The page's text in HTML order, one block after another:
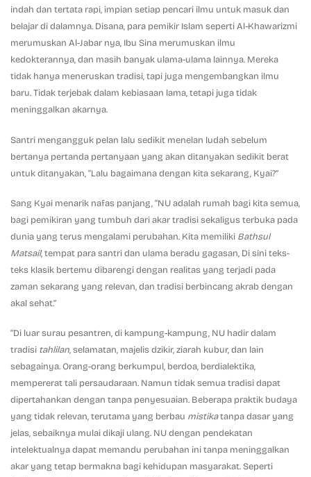
indah dan tertata rapi, impian setiap pencari ilmu untuk masuk dan
belajar di dalamnya. Disana, para pemikir Islam seperti Al-Khawarizmi
merumuskan Al-Jabar nya, Ibu Sina merumuskan ilmu
kedokterannya, dan masih banyak ulama-ulama lainnya. Mereka
tidak hanya meneruskan tradisi, tapi juga mengembangkan ilmu
baru. Tidak terjebak dalam kebiasaan lama, tetapi juga tidak
meninggalkan akarnya.
Santri mengangguk pelan lalu sedikit menelan ludah sebelum
bertanya pertanda pertanyaan yang akan ditanyakan sedikit berat
untuk ditanyakan, “Lalu bagaimana dengan kita sekarang, Kyai?”
Sang Kyai menarik nafas panjang, “NU adalah rumah bagi kita semua,
bagi pemikiran yang tumbuh dari akar tradisi sekaligus terbuka pada
dunia yang terus mengalami perubahan. Kita memiliki Bathsul
Matsail, tempat para santri dan ulama beradu gagasan, Di sini teks-
teks klasik bertemu dibarengi dengan realitas yang terjadi pada
zaman sekarang yang relevan, dan tradisi berbincang akrab dengan
akal sehat.”
“Di luar surau pesantren, di kampung-kampung, NU hadir dalam
tradisi tahlilan, selamatan, majelis dzikir, ziarah kubur, dan lain
sebagainya. Orang-orang berkumpul, berdoa, berdialektika,
mempererat tali persaudaraan. Namun tidak semua tradisi dapat
dipertahankan dengan tanpa penyesuaian. Beberapa praktik budaya
yang tidak relevan, terutama yang berbau mistikatanpa dasar yang
jelas, sebaiknya mulai dikaji ulang. NU dengan pendekatan
intelektualnya dapat memandu perubahan ini tanpa meninggalkan
akar yang tetap bermakna bagi kehidupan masyarakat. Seperti